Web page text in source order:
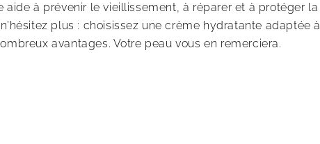
aide à prévenir le vieillissement, à réparer et à protéger la
plus : choisissez une crème hydratante adaptée à
avantages. Votre peau vous en remerciera.